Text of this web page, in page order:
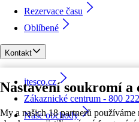
Nastavení soukromí a
My a našich 18 partnerů
Rezervace času
Oblíbené
Kontakt
itesco.cz
Zákaznické centrum - 800
Naše obchody